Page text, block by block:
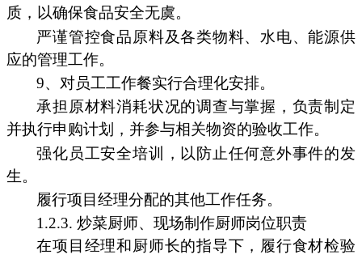
质，以确保食品安全无虞。
严谨管控食品原料及各类物料、水电、能源供
应的管理工作。
9、对员工工作餐实行合理化安排。
承担原材料消耗状况的调查与掌握，负责制定
并执行申购计划，并参与相关物资的验收工作。
强化员工安全培训，以防止任何意外事件的发
生。
履行项目经理分配的其他工作任务。
1.2.3. 炒菜厨师、现场制作厨师岗位职责
在项目经理和厨师长的指导下，履行食材检验